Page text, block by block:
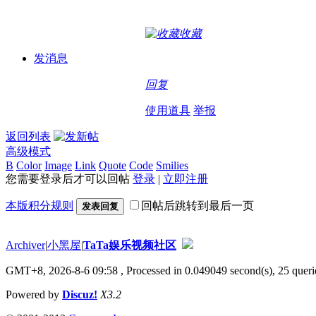
发消息
收藏
回复
使用道具 举报
返回列表
高级模式
B Color Image Link Quote Code Smilies
您需要登录后才可以回帖 登录 | 立即注册
本版积分规则 发表回复 回帖后跳转到最后一页
Archiver|小黑屋|TaTa娱乐视频社区
GMT+8, 2026-8-6 09:58 , Processed in 0.049049 second(s), 25
Powered by Discuz! X3.2